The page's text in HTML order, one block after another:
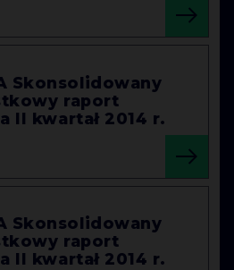
Skonsolidowany
raport
II kwartał 2014 r.
Skonsolidowany
raport
II kwartał 2014 r.